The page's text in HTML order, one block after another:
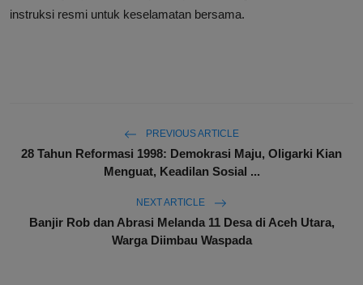
instruksi resmi untuk keselamatan bersama.
PREVIOUS ARTICLE
28 Tahun Reformasi 1998: Demokrasi Maju, Oligarki Kian
Menguat, Keadilan Sosial ...
NEXT ARTICLE
Banjir Rob dan Abrasi Melanda 11 Desa di Aceh Utara,
Warga Diimbau Waspada